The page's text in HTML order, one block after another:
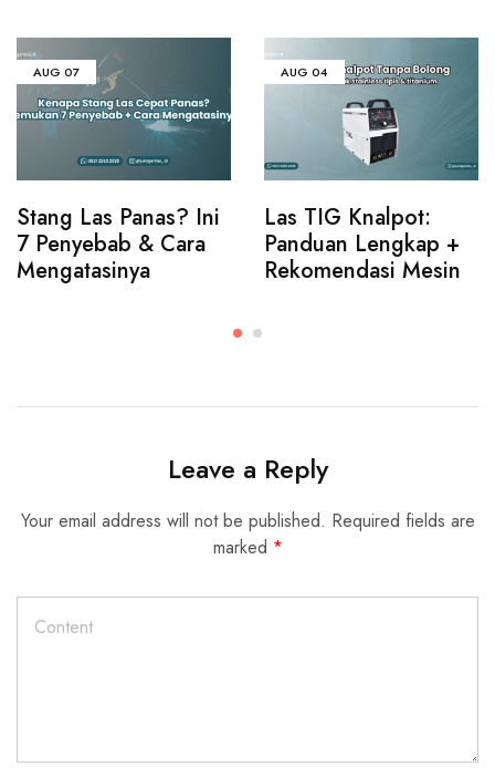
AUG 07
Stang Las Panas? Ini
7 Penyebab & Cara
Mengatasinya
AUG 04
Las TIG Knalpot:
Panduan Lengkap +
Rekomendasi Mesin
Leave a Reply
Your email address will not be published. Required fields are
marked *